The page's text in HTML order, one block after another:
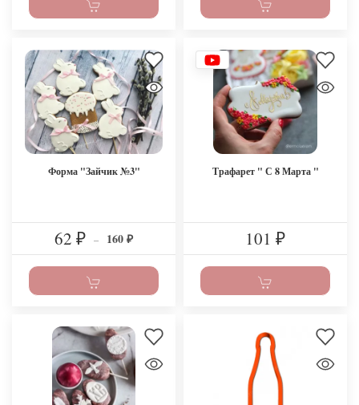
Форма "Зайчик №3"
62 ₽ – 160 ₽
Трафарет " С 8 Марта "
101 ₽